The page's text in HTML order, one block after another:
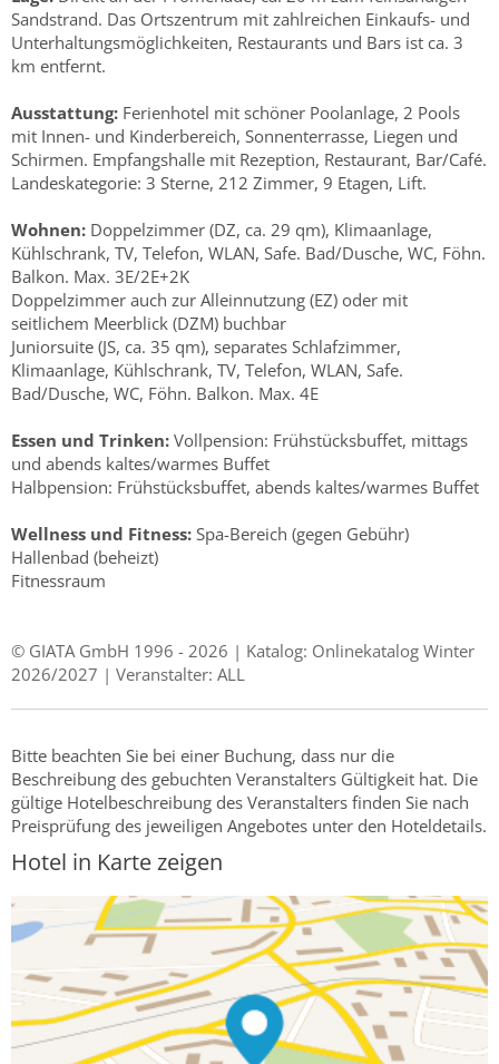
Sandstrand. Das Ortszentrum mit zahlreichen Einkaufs- und
Unterhaltungsmöglichkeiten, Restaurants und Bars ist ca. 3
km entfernt.
Ausstattung: Ferienhotel mit schöner Poolanlage, 2 Pools
mit Innen- und Kinderbereich, Sonnenterrasse, Liegen und
Schirmen. Empfangshalle mit Rezeption, Restaurant, Bar/Café.
Landeskategorie: 3 Sterne, 212 Zimmer, 9 Etagen, Lift.
Wohnen: Doppelzimmer (DZ, ca. 29 qm), Klimaanlage,
Kühlschrank, TV, Telefon, WLAN, Safe. Bad/Dusche, WC, Föhn.
Balkon. Max. 3E/2E+2K
Doppelzimmer auch zur Alleinnutzung (EZ) oder mit
seitlichem Meerblick (DZM) buchbar
Juniorsuite (JS, ca. 35 qm), separates Schlafzimmer,
Klimaanlage, Kühlschrank, TV, Telefon, WLAN, Safe.
Bad/Dusche, WC, Föhn. Balkon. Max. 4E
Essen und Trinken: Vollpension: Frühstücksbuffet, mittags
und abends kaltes/warmes Buffet
Halbpension: Frühstücksbuffet, abends kaltes/warmes Buffet
Wellness und Fitness: Spa-Bereich (gegen Gebühr)
Hallenbad (beheizt)
Fitnessraum
© GIATA GmbH 1996 - 2026 | Katalog: Onlinekatalog Winter
2026/2027 | Veranstalter: ALL
Bitte beachten Sie bei einer Buchung, dass nur die
Beschreibung des gebuchten Veranstalters Gültigkeit hat. Die
gültige Hotelbeschreibung des Veranstalters finden Sie nach
Preisprüfung des jeweiligen Angebotes unter den Hoteldetails.
Hotel in Karte zeigen